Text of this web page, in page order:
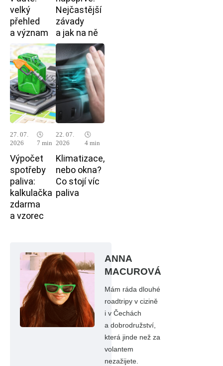
velký
přehled
a význam
Nejčastější
závady
a jak na ně
27. 07.
2026
🕓
7 min
Výpočet
spotřeby
paliva:
kalkulačka
zdarma
a vzorec
22. 07.
2026
🕓
4 min
Klimatizace,
nebo okna?
Co stojí víc
paliva
ANNA
MACUROVÁ
Mám ráda dlouhé
roadtripy v cizině
i v Čechách
a dobrodružství,
která jinde než za
volantem
nezažijete.